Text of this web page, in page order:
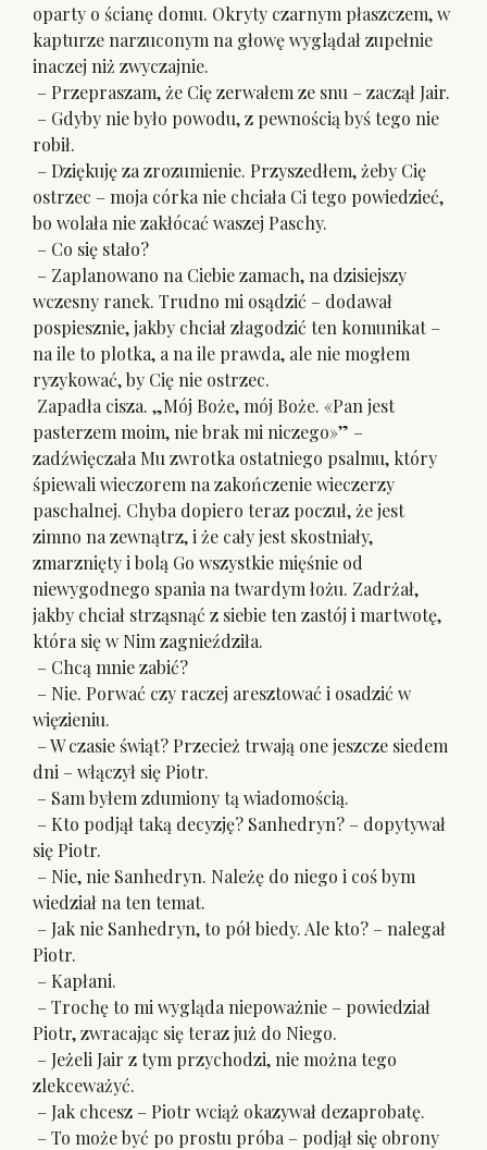
oparty o ścianę domu. Okryty czarnym płaszczem, w
kapturze narzuconym na głowę wyglądał zupełnie
inaczej niż zwyczajnie.
– Przepraszam, że Cię zerwałem ze snu – zaczął Jair.
– Gdyby nie było powodu, z pewnością byś tego nie
robił.
– Dziękuję za zrozumienie. Przyszedłem, żeby Cię
ostrzec – moja córka nie chciała Ci tego powiedzieć,
bo wolała nie zakłócać waszej Paschy.
– Co się stało?
– Zaplanowano na Ciebie zamach, na dzisiejszy
wczesny ranek. Trudno mi osądzić – dodawał
pospiesznie, jakby chciał złagodzić ten komunikat –
na ile to plotka, a na ile prawda, ale nie mogłem
ryzykować, by Cię nie ostrzec.
Zapadła cisza. „Mój Boże, mój Boże. «Pan jest
pasterzem moim, nie brak mi niczego»” –
zadźwięczała Mu zwrotka ostatniego psalmu, który
śpiewali wieczorem na zakończenie wieczerzy
paschalnej. Chyba dopiero teraz poczuł, że jest
zimno na zewnątrz, i że cały jest skostniały,
zmarznięty i bolą Go wszystkie mięśnie od
niewygodnego spania na twardym łożu. Zadrżał,
jakby chciał strząsnąć z siebie ten zastój i martwotę,
która się w Nim zagnieździła.
– Chcą mnie zabić?
– Nie. Porwać czy raczej aresztować i osadzić w
więzieniu.
– W czasie świąt? Przecież trwają one jeszcze siedem
dni – włączył się Piotr.
– Sam byłem zdumiony tą wiadomością.
– Kto podjął taką decyzję? Sanhedryn? – dopytywał
się Piotr.
– Nie, nie Sanhedryn. Należę do niego i coś bym
wiedział na ten temat.
– Jak nie Sanhedryn, to pół biedy. Ale kto? – nalegał
Piotr.
– Kapłani.
– Trochę to mi wygląda niepoważnie – powiedział
Piotr, zwracając się teraz już do Niego.
– Jeżeli Jair z tym przychodzi, nie można tego
zlekceważyć.
– Jak chcesz – Piotr wciąż okazywał dezaprobatę.
– To może być po prostu próba – podjął się obrony